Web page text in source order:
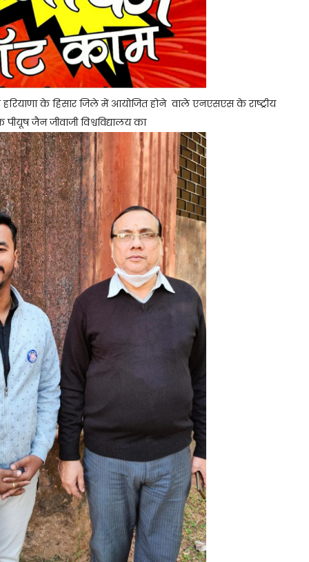
हरियाणा के हिसार जिले में आयोजित होने वाले एनएसएस के राष्ट्रीय
जैन जीवाजी विश्वविद्यालय का